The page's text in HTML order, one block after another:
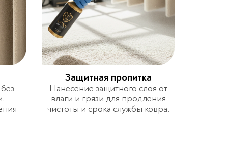
Защитная пропитка
Нанесение защитного слоя от
влаги и грязи для продления
чистоты и срока службы ковра.